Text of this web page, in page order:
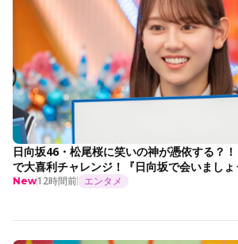
日向坂46・松尾桜に笑いの神が憑依する？
で大喜利チャレンジ！『日向坂で会いまし
New12時間前 エンタメ